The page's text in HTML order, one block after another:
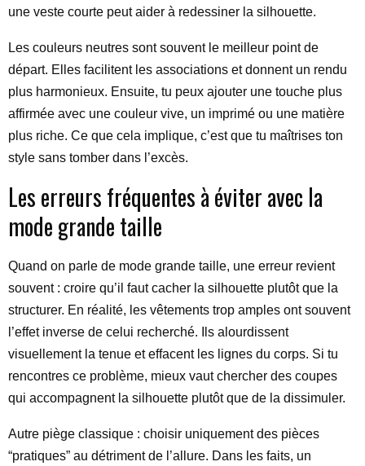
une veste courte peut aider à redessiner la silhouette.
Les couleurs neutres sont souvent le meilleur point de
départ. Elles facilitent les associations et donnent un rendu
plus harmonieux. Ensuite, tu peux ajouter une touche plus
affirmée avec une couleur vive, un imprimé ou une matière
plus riche. Ce que cela implique, c’est que tu maîtrises ton
style sans tomber dans l’excès.
Les erreurs fréquentes à éviter avec la
mode grande taille
Quand on parle de mode grande taille, une erreur revient
souvent : croire qu’il faut cacher la silhouette plutôt que la
structurer. En réalité, les vêtements trop amples ont souvent
l’effet inverse de celui recherché. Ils alourdissent
visuellement la tenue et effacent les lignes du corps. Si tu
rencontres ce problème, mieux vaut chercher des coupes
qui accompagnent la silhouette plutôt que de la dissimuler.
Autre piège classique : choisir uniquement des pièces
“pratiques” au détriment de l’allure. Dans les faits, un